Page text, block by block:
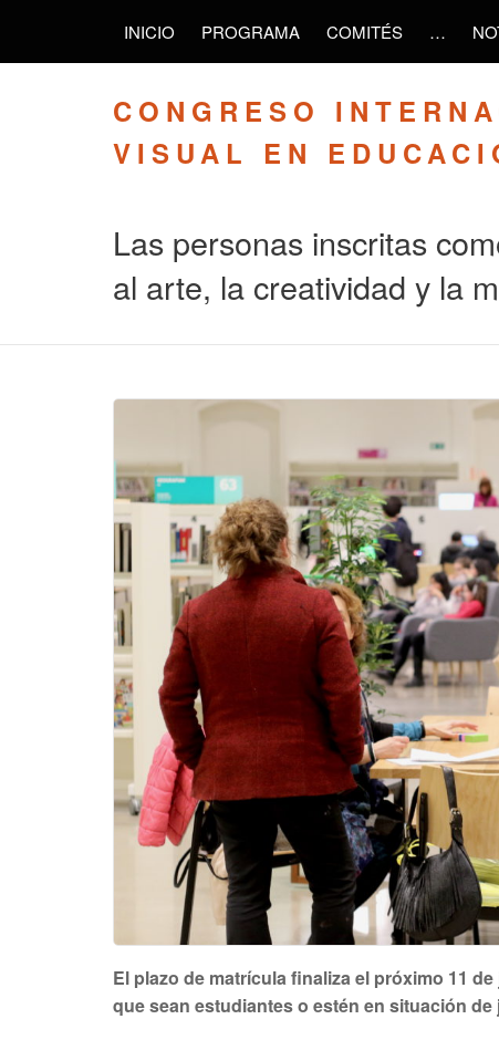
INICIO PROGRAMA COMITÉS …
CONGRESO
VISUAL EN
Las personas inscritas
al arte, la creatividad y la
El plazo de matrícula finaliza el próximo 11
que sean estudiantes o estén en situación